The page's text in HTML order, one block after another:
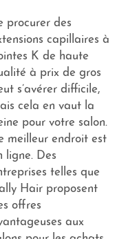
procurer des
capillaires à
K de haute
à prix de gros
s’avérer difficile,
cela en vaut la
pour votre salon.
meilleur endroit est
ligne. Des
telles que
Hair proposent
offres
aux